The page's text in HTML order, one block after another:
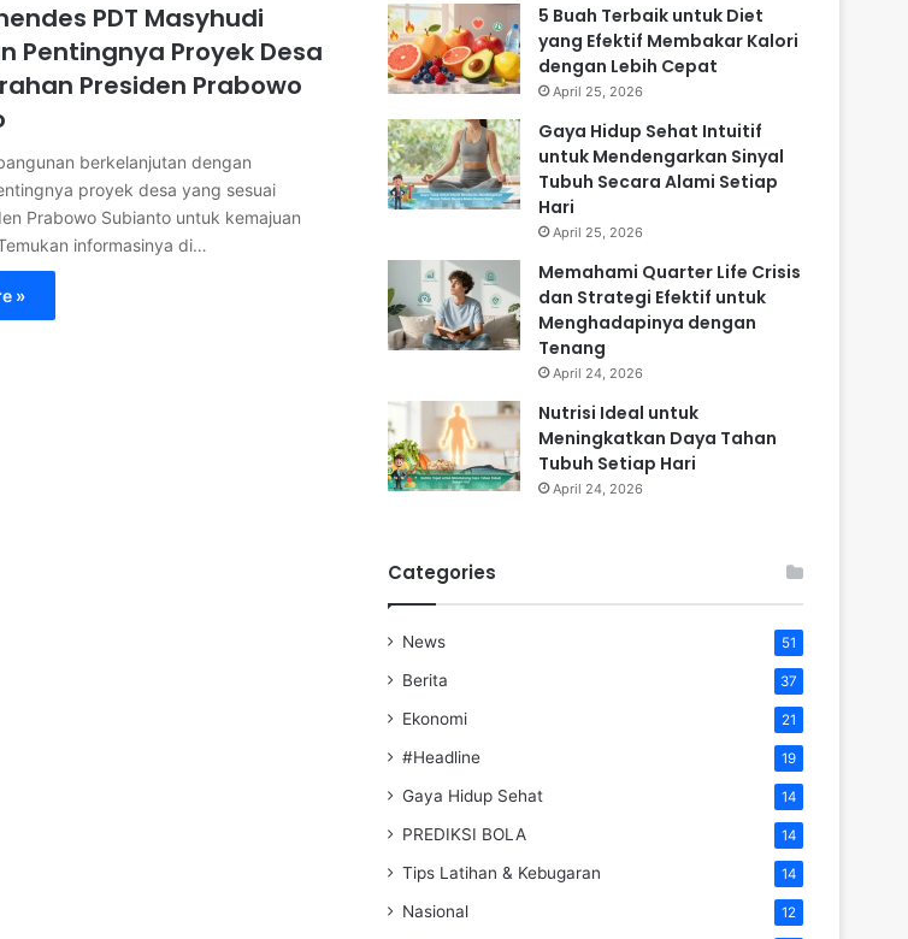
PDT Masyhudi
Pentingnya Proyek Desa
Presiden Prabowo
berkelanjutan dengan
proyek desa yang sesuai
Prabowo Subianto untuk kemajuan
informasinya di…
»
5 Buah Terbaik untuk Diet
yang Efektif Membakar Kalori
dengan Lebih Cepat
April 25, 2026
Gaya Hidup Sehat Intuitif
untuk Mendengarkan Sinyal
Tubuh Secara Alami Setiap
Hari
April 25, 2026
Memahami Quarter Life Crisis
dan Strategi Efektif untuk
Menghadapinya dengan
Tenang
April 24, 2026
Nutrisi Ideal untuk
Meningkatkan Daya Tahan
Tubuh Setiap Hari
April 24, 2026
Categories
News 51
Berita 37
Ekonomi 21
#Headline 19
Gaya Hidup Sehat 14
PREDIKSI BOLA 14
Tips Latihan & Kebugaran 14
Nasional 12